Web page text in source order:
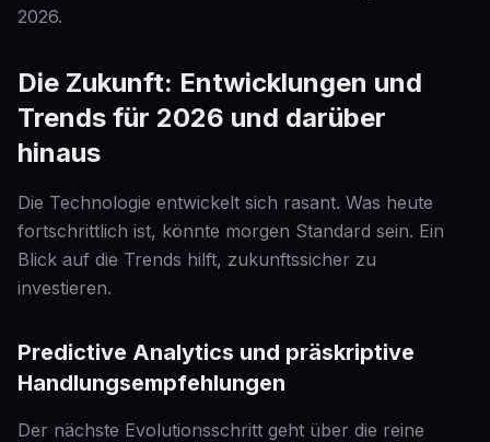
2026.
Die Zukunft: Entwicklungen und
Trends für 2026 und darüber
hinaus
Die Technologie entwickelt sich rasant. Was heute
fortschrittlich ist, könnte morgen Standard sein. Ein
Blick auf die Trends hilft, zukunftssicher zu
investieren.
Predictive Analytics und präskriptive
Handlungsempfehlungen
Der nächste Evolutionsschritt geht über die reine